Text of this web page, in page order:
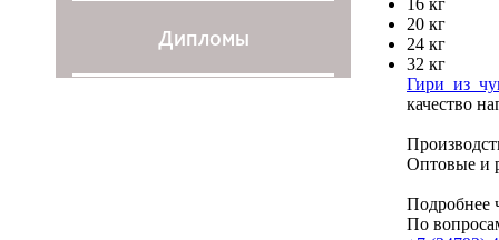
Дипломы
16 кг
20 кг
24 кг
32 кг
Гири из
качество
Оптовые и
Подробнее
По